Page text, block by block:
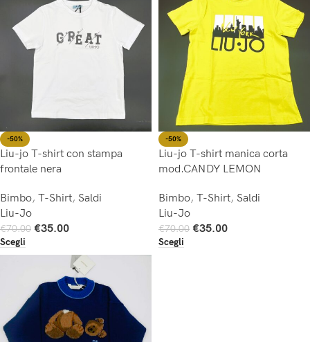
-50%
Liu-jo T-shirt con stampa
frontale nera
Bimbo, T-Shirt, Saldi
Liu-Jo
€70.00 €35.00
Scegli
-50%
Liu-jo T-shirt manica corta
mod.CANDY LEMON
Bimbo, T-Shirt, Saldi
Liu-Jo
€70.00 €35.00
Scegli